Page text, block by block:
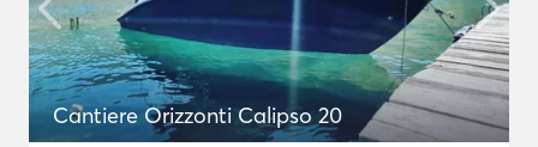
Cantiere Orizzonti Calipso 20